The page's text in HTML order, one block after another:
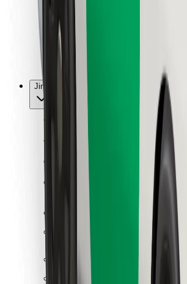
Bolt Food
Pro flotilové partnery
Pro restaurace
Bolt for Business
Jiné
Obchodní podmínky
Zabezpečení
Jízda za pár minut!
Stáhněte si aplikaci Bolt
Objevte své oblíbené jídlo!
Stáhněte si aplikaci Bolt Food